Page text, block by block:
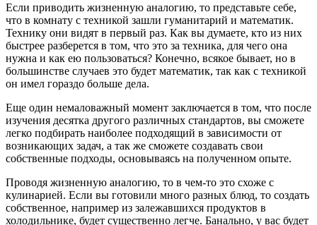
Если приводить жизненную аналогию, то представьте себе,
что в комнату с техникой зашли гуманитарий и математик.
Технику они видят в первый раз. Как вы думаете, кто из них
быстрее разберется в том, что это за техника, для чего она
нужна и как ею пользоваться? Конечно, всякое бывает, но в
большинстве случаев это будет математик, так как с техникой
он имел гораздо больше дела.
Еще один немаловажный момент заключается в том, что после
изучения десятка другого различных стандартов, вы сможете
легко подбирать наиболее подходящий в зависимости от
возникающих задач, а так же сможете создавать свои
собственные подходы, основываясь на полученном опыте.
Проводя жизненную аналогию, то в чем-то это схоже с
кулинарией. Если вы готовили много разных блюд, то создать
собственное, например из залежавшихся продуктов в
холодильнике, будет существенно легче. Банально, у вас будет